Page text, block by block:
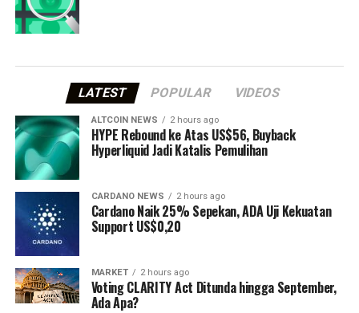
LATEST POPULAR VIDEOS
ALTCOIN NEWS 2 hours ago
HYPE Rebound ke Atas US$56, Buyback
Hyperliquid Jadi Katalis Pemulihan
CARDANO NEWS 2 hours ago
Cardano Naik 25% Sepekan, ADA Uji Kekuatan
Support US$0,20
MARKET 2 hours ago
Voting CLARITY Act Ditunda hingga September,
Ada Apa?